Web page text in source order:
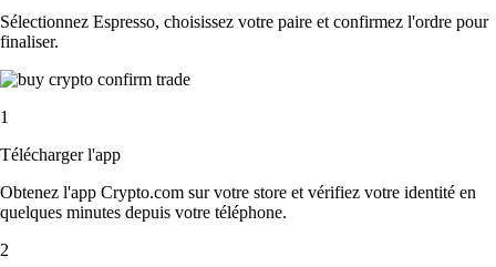
Sélectionnez Espresso, choisissez votre paire et confirmez l'ordre pour
finaliser.
1
Télécharger l'app
Obtenez l'app Crypto.com sur votre store et vérifiez votre identité en
quelques minutes depuis votre téléphone.
2